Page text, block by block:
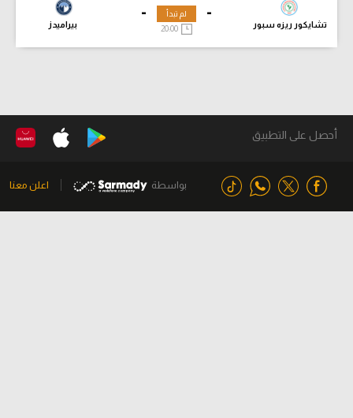
-
تشايكور ريزه سبور
-
بيراميدز
لم تبدأ
أحصل على التطبيق
بواسطة اعلن معنا